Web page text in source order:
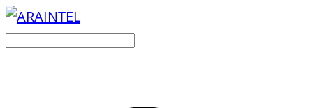
Buscar